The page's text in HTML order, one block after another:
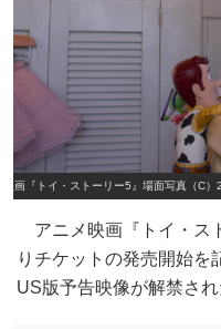
映画『トイ・ストーリー5』場面写真（C
アニメ映画『トイ・ス
りチケットの発売開始を
US版予告映像が解禁され